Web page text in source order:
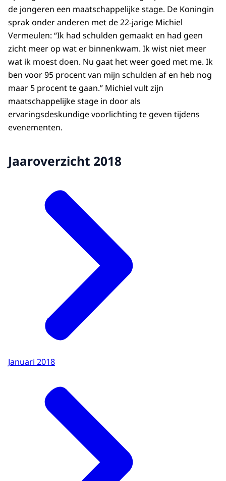
de jongeren een maatschappelijke stage. De Koningin
sprak onder anderen met de 22-jarige Michiel
Vermeulen: “Ik had schulden gemaakt en had geen
zicht meer op wat er binnenkwam. Ik wist niet meer
wat ik moest doen. Nu gaat het weer goed met me. Ik
ben voor 95 procent van mijn schulden af en heb nog
maar 5 procent te gaan.” Michiel vult zijn
maatschappelijke stage in door als
ervaringsdeskundige voorlichting te geven tijdens
evenementen.
Jaaroverzicht 2018
Januari 2018